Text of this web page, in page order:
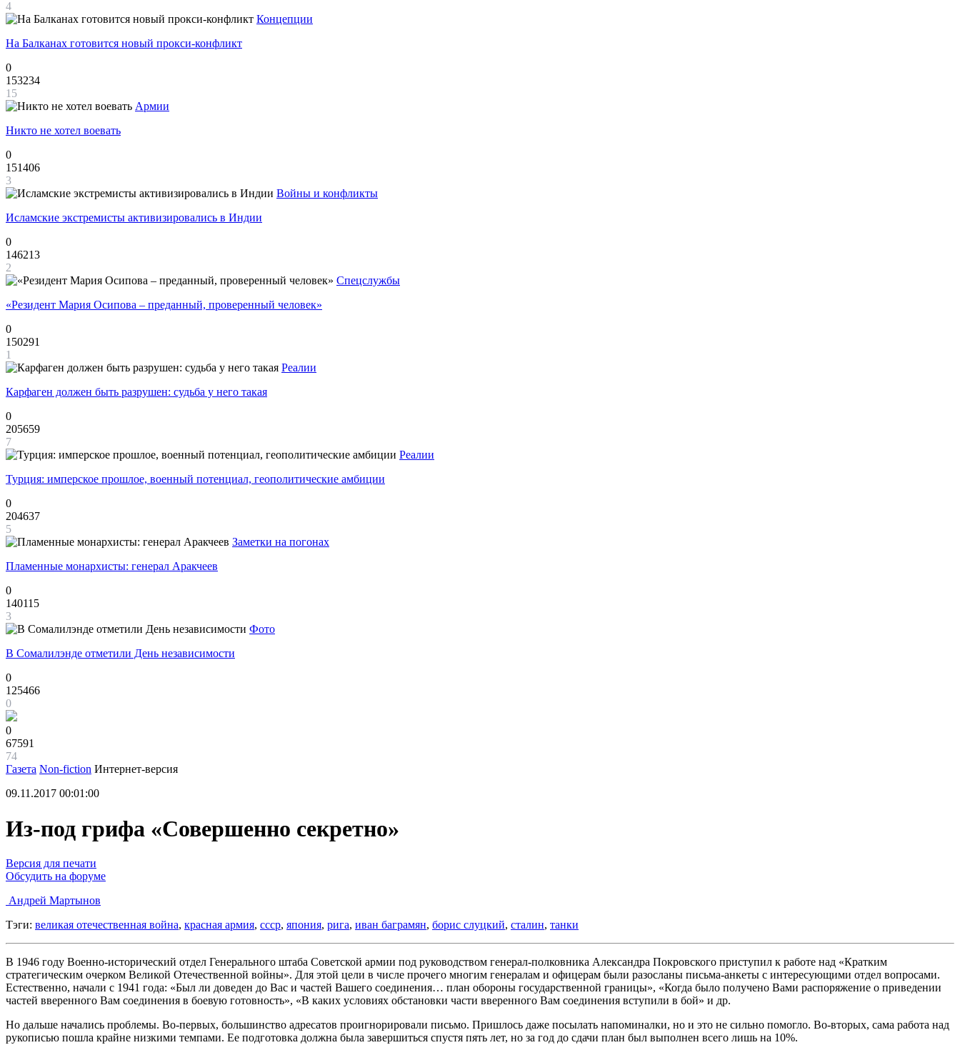
4
Концепции
На Балканах готовится новый прокси-конфликт
0
153234
15
Армии
Никто не хотел воевать
0
151406
3
Войны и конфликты
Исламские экстремисты активизировались в Индии
0
146213
2
Спецслужбы
«Резидент Мария Осипова – преданный, проверенный человек»
0
150291
1
Реалии
Карфаген должен быть разрушен: судьба у него такая
0
205659
7
Реалии
Турция: имперское прошлое, военный потенциал, геополитические амбиции
0
204637
5
Заметки на погонах
Пламенные монархисты: генерал Аракчеев
0
140115
3
Фото
В Сомалилэнде отметили День независимости
0
125466
0
0
67591
74
Газета Non-fiction Интернет-версия
09.11.2017 00:01:00
Из-под грифа «Совершенно секретно»
Версия для печати
Обсудить на форуме
Андрей Мартынов
Тэги: великая отечественная война, красная армия, ссср, япония, рига, иван баграмян, борис слуцкий, сталин, танки
В 1946 году Военно-исторический отдел Генерального штаба Советской армии под руководством генерал-полковника Александра Покровского приступил к работе над «Кратким
стратегическим очерком Великой Отечественной войны». Для этой цели в числе прочего многим генералам и офицерам были разосланы письма-анкеты с интересующими отдел вопросами.
Естественно, начали с 1941 года: «Был ли доведен до Вас и частей Вашего соединения… план обороны государственной границы», «Когда было получено Вами распоряжение о приведении
частей вверенного Вам соединения в боевую готовность», «В каких условиях обстановки части вверенного Вам соединения вступили в бой» и др.
Но дальше начались проблемы. Во-первых, большинство адресатов проигнорировали письмо. Пришлось даже посылать напоминалки, но и это не сильно помогло. Во-вторых, сама работа над
рукописью пошла крайне низкими темпами. Ее подготовка должна была завершиться спустя пять лет, но за год до сдачи план был выполнен всего лишь на 10%.